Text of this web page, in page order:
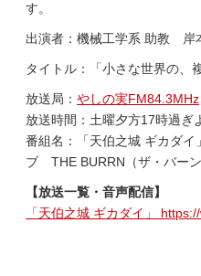
す。
出演者：機械工学系 助教 岸
タイトル：「小さな世界の、
放送局： やしの実FM84.3MHz
放送時間：土曜夕方17時過ぎ
番組名：「天伯之城 ギカダ
ブ THE BURRN（ザ・バーン
【放送一覧・音声配信】
「天伯之城 ギカダイ」